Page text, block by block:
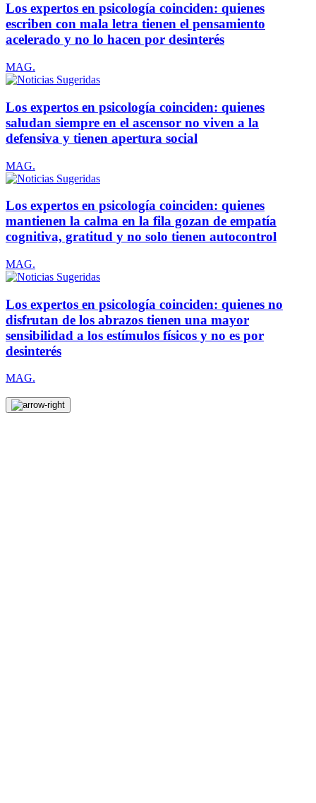
Los expertos en psicología coinciden: quienes
escriben con mala letra tienen el pensamiento
acelerado y no lo hacen por desinterés
MAG.
Los expertos en psicología coinciden: quienes
saludan siempre en el ascensor no viven a la
defensiva y tienen apertura social
MAG.
Los expertos en psicología coinciden: quienes
mantienen la calma en la fila gozan de empatía
cognitiva, gratitud y no solo tienen autocontrol
MAG.
Los expertos en psicología coinciden: quienes no
disfrutan de los abrazos tienen una mayor
sensibilidad a los estímulos físicos y no es por
desinterés
MAG.